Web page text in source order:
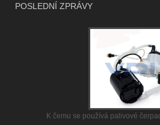
POSLEDNÍ ZPRÁVY
K čemu se používá palivové